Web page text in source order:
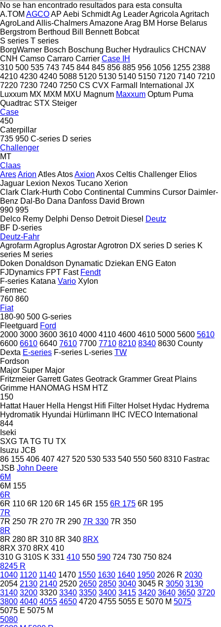
No se han encontrado resultados para esta consulta
A.TOM AGCOAP Aebi SchmidtAg LeaderAgricola Agritach
AgroLand Allis-ChalmersAmazoneArag BM Horse Belarus
Bergstrom Berthoud Bill Bennett Bobcat
S series T series
BorgWarner Bosch Boschung Bucher Hydraulics CHCNAV
CNH Camso Carraro Carrier Case IH
310 500 535 743 745 844 845 856 885 956 1056 1255 2388
4210 4230 4240 5088 5120 5130 5140 5150 7120 7140 7210
7220 7230 7240 7250 CS CVX Farmall International JX
Luxxum MX MXM MXU Magnum Maxxum Optum Puma
Quadtrac STX Steiger
Case
450
Caterpillar
735 950 C-series D series
Challenger
MT
Claas
AresArion AtlesAtosAxion Axos Celtis Challenger Elios
Jaguar Lexion Nexos Tucano Xerion
Clark Clark-Hurth Cobo Continental Cummins Cursor Daimler-
Benz Dal-Bo Dana Danfoss David Brown
990 995
Delco Remy Delphi Denso Detroit Diesel Deutz
BF D-series
Deutz-Fahr
AgrofarmAgroplusAgrostarAgrotron DX series D series K
series M series
Doken Donaldson Dynamatic Dziekan ENG Eaton
FJDynamics FPT Fast Fendt
F-series Katana Vario Xylon
Fermec
760 860
Fiat
180-90 500 G-series
Fleetguard Ford
2000 3000 3600 3610 4000 4110 4600 4610 5000 5600 5610
6600 6610 6640 7610 7700 7710 8210 8340 8630 County
Dexta E-series F-series L-series TW
Fordson
Major Super Major
Fritzmeier Garrett Gates Geotrack Grammer Great Plains
Grimme HANOMAG HSM HTZ
150
Hattat Hauer Hella Hengst Hifi Filter Holset Hydac Hydrema
Hydromatik Hyundai Hürlimann IHC IVECO International
844
Iseki
SXG TA TG TU TX
Isuzu JCB
86 155 406 407 427 520 530 533 540 550 560 8310 Fastrac
JSB John Deere
6M
6M 155
6R
6R 110 6R 120 6R 145 6R 155 6R 175 6R 195
7R
7R 250 7R 270 7R 290 7R 330 7R 350
8R
8R 280 8R 310 8R 340 8RX
8RX 370 8RX 410
310 G 310S K 331 410 550 590 724 730 750 824
8245 R
1040 1120 1140 1470 1550 1630 1640 1950 2026 R 2030
2054 2130 2140 2520 2650 2850 3040 3045 R 3050 3130
3140 3200 3320 3340 3350 3400 3415 3420 3640 3650 3720
3800 4040 4055 4650 4720 4755 5055 E 5070 M 5075
5075 E 5075 M
5080